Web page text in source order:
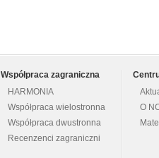
Współpraca zagraniczna
HARMONIA
Współpraca wielostronna
Współpraca dwustronna
Recenzenci zagraniczni
O